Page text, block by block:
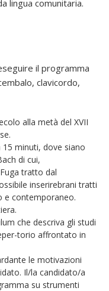
lingua comunitaria.
il programma
clavicordo,
alla metà del XVII
minuti, dove siano
di cui,
tratto dal
inserirebrani tratti
e contemporaneo.
che descriva gli studi
torio affrontato in
le motivazioni
Il/la candidato/a
su strumenti